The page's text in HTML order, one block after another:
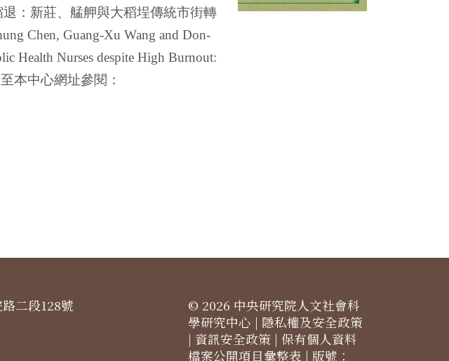
：新莊、艋舺與大稻埕傳統市街轉
Chen, Guang-Xu Wang and Don-
Health Nurses despite High Burnout:
本中心網址參閱：
二段128號
© 2026 中央研究院人文社會科
學研究中心 | 隱私權及安全政策
| 資訊安全政策 | 保有個人資料
檔案公開項目彙整表 | 版號：